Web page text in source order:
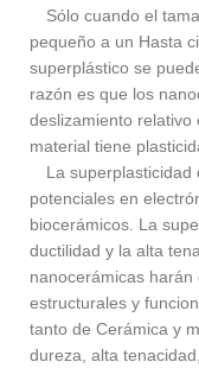
Sólo cuando el
pequeño a un Hasta
superplástico se
razón es que los
deslizamiento
material tiene
La superplasticidad
potenciales en
biocerámicos. La
ductilidad y la alta
nanocerámicas
estructurales y
tanto de Cerámica y
dureza, alta